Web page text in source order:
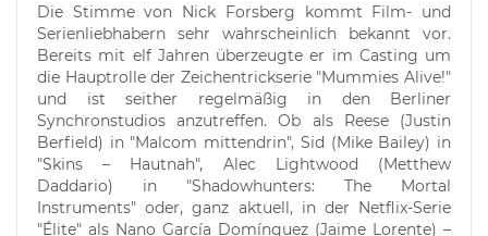
Die Stimme von Nick Forsberg kommt Film- und
Serienliebhabern sehr wahrscheinlich bekannt vor.
Bereits mit elf Jahren überzeugte er im Casting um
die Hauptrolle der Zeichentrickserie "Mummies Alive!"
und ist seither regelmäßig in den Berliner
Synchronstudios anzutreffen. Ob als Reese (Justin
Berfield) in "Malcom mittendrin", Sid (Mike Bailey) in
"Skins – Hautnah", Alec Lightwood (Metthew
Daddario) in "Shadowhunters: The Mortal
Instruments" oder, ganz aktuell, in der Netflix-Serie
"Élite" als Nano García Domínguez (Jaime Lorente) –